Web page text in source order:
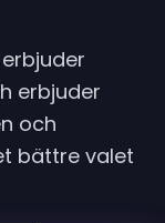
erbjuder
och
bättre valet